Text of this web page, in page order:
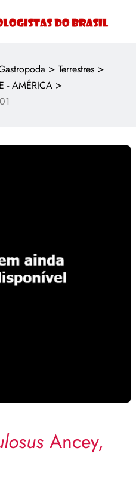
> Terrestres >
- AMÉRICA >
Ancey,